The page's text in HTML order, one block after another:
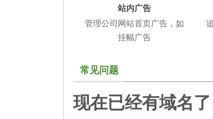
站内广告
管理公司网站首页广告，如
挂幅广告
常见问题
现在已经有域名